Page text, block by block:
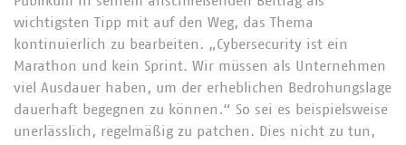
wichtigsten Tipp mit auf den Weg, das Thema
kontinuierlich zu bearbeiten. „Cybersecurity ist ein
Marathon und kein Sprint. Wir müssen als Unternehmen
viel Ausdauer haben, um der erheblichen Bedrohungslage
dauerhaft begegnen zu können.“ So sei es beispielsweise
unerlässlich, regelmäßig zu patchen. Dies nicht zu tun,